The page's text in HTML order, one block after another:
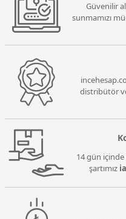
Güvenilir
sunmamızı
distribütör
14 gün
şartımız